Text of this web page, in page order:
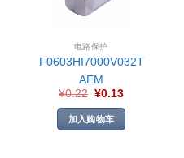
电路保护
F0603HI7000V032T
AEM
¥0.22 ¥0.13
加入购物车